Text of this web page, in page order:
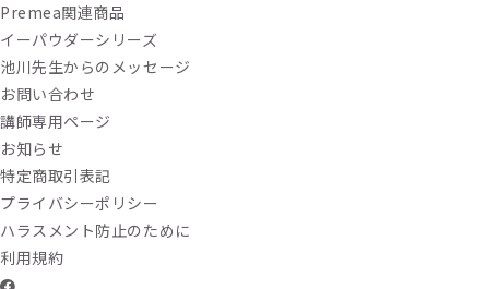
Premea関連商品
イーパウダーシリーズ
池川先生からのメッセージ
お問い合わせ
講師専用ページ
お知らせ
特定商取引表記
プライバシーポリシー
ハラスメント防止のために
利用規約